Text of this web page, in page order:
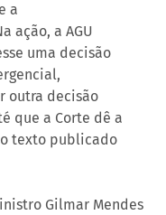
a
ação, a AGU
uma decisão
outra decisão
que a Corte dê a
texto publicado
Gilmar Mendes